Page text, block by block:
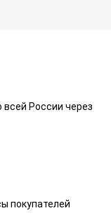
всей России через
покупателей